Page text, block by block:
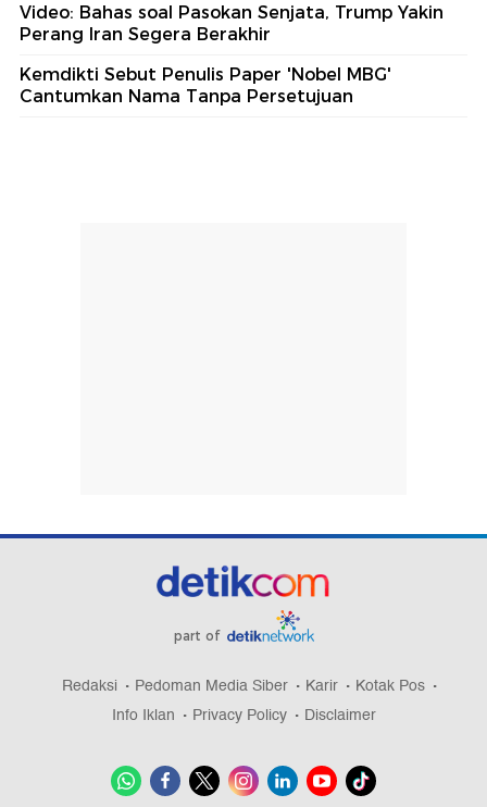
Video: Bahas soal Pasokan Senjata, Trump Yakin
Perang Iran Segera Berakhir
Kemdikti Sebut Penulis Paper 'Nobel MBG'
Cantumkan Nama Tanpa Persetujuan
part of
Redaksi Pedoman Media Siber Karir
Kotak Pos
Info Iklan
Privacy Policy Disclaimer